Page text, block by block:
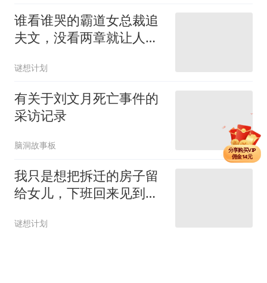
谁看谁哭的霸道女总裁追
夫文，没看两章就让人破
谜想计划
有关于刘文月死亡事件的
采访记录
脑洞故事板
我只是想把拆迁的房子留
给女儿，下班回来见到的
谜想计划
佣金3元
分享购买VIP
佣金14元
分享单篇
佣金3元